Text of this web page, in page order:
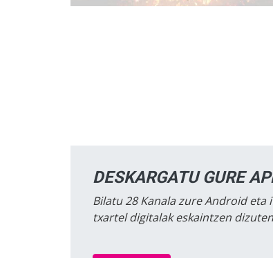
DESKARGATU GURE
Bilatu 28 Kanala zure Android eta
txartel digitalak eskaintzen